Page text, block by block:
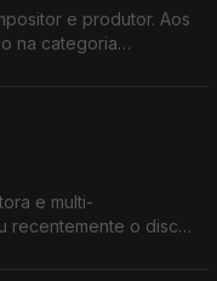
e produtor. Aos
na categoria
e multi-
recentemente o disco